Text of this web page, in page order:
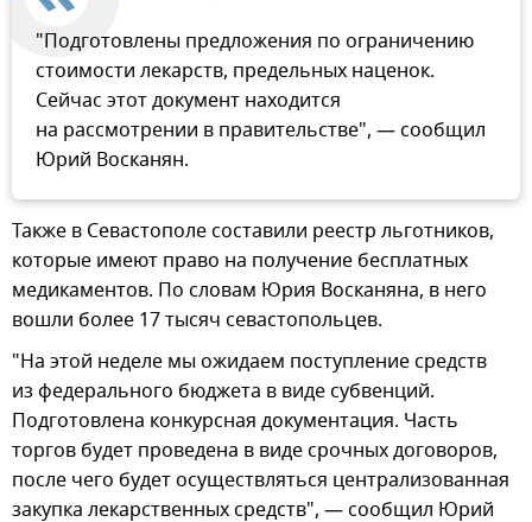
"Подготовлены предложения по ограничению
стоимости лекарств, предельных наценок.
Сейчас этот документ находится
на рассмотрении в правительстве", — сообщил
Юрий Восканян.
Также в Севастополе составили реестр льготников,
которые имеют право на получение бесплатных
медикаментов. По словам Юрия Восканяна, в него
вошли более 17 тысяч севастопольцев.
"На этой неделе мы ожидаем поступление средств
из федерального бюджета в виде субвенций.
Подготовлена конкурсная документация. Часть
торгов будет проведена в виде срочных договоров,
после чего будет осуществляться централизованная
закупка лекарственных средств", — сообщил Юрий